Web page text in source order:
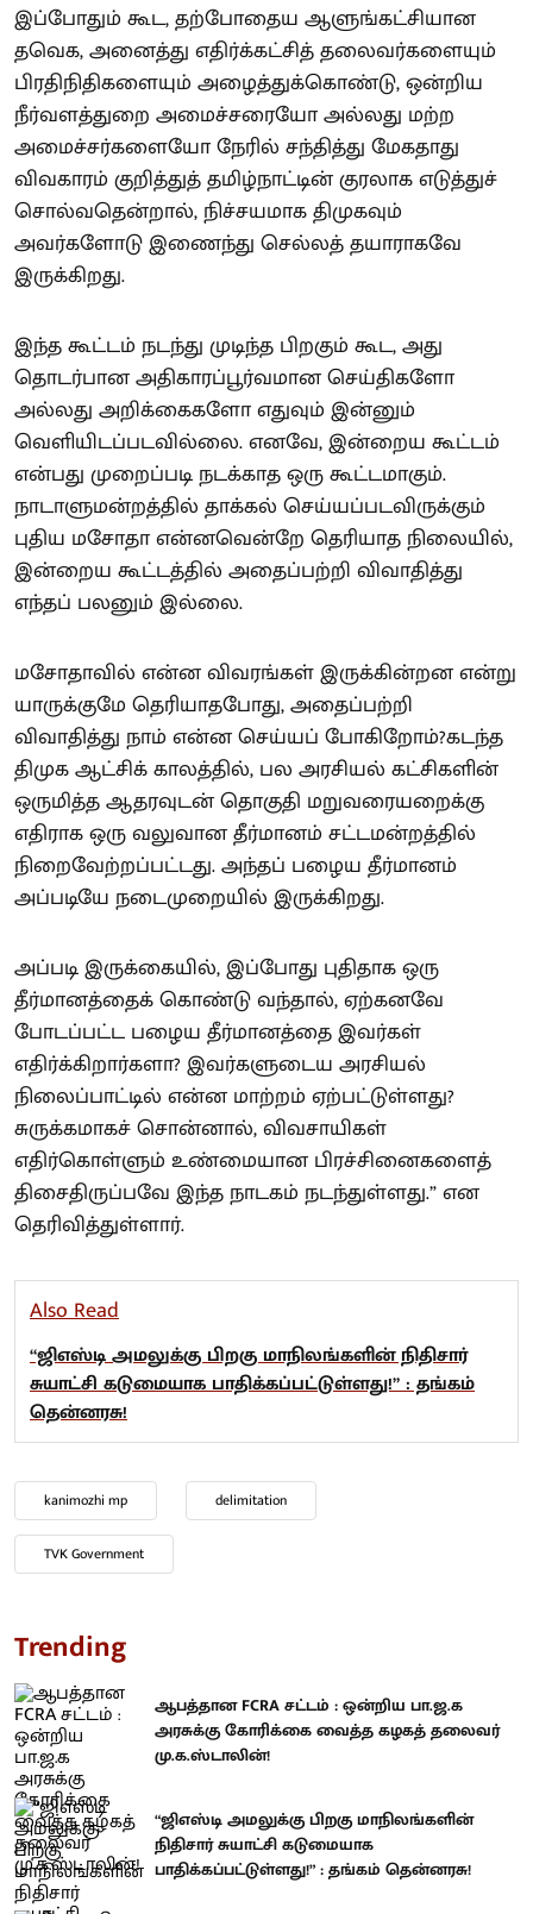
இப்போதும் கூட, தற்போதைய ஆளுங்கட்சியான
தவெக, அனைத்து எதிர்க்கட்சித் தலைவர்களையும்
பிரதிநிதிகளையும் அழைத்துக்கொண்டு, ஒன்றிய
நீர்வளத்துறை அமைச்சரையோ அல்லது மற்ற
அமைச்சர்களையோ நேரில் சந்தித்து மேகதாது
விவகாரம் குறித்துத் தமிழ்நாட்டின் குரலாக எடுத்துச்
சொல்வதென்றால், நிச்சயமாக திமுகவும்
அவர்களோடு இணைந்து செல்லத் தயாராகவே
இருக்கிறது.
இந்த கூட்டம் நடந்து முடிந்த பிறகும் கூட, அது
தொடர்பான அதிகாரப்பூர்வமான செய்திகளோ
அல்லது அறிக்கைகளோ எதுவும் இன்னும்
வெளியிடப்படவில்லை. எனவே, இன்றைய கூட்டம்
என்பது முறைப்படி நடக்காத ஒரு கூட்டமாகும்.
நாடாளுமன்றத்தில் தாக்கல் செய்யப்படவிருக்கும்
புதிய மசோதா என்னவென்றே தெரியாத நிலையில்,
இன்றைய கூட்டத்தில் அதைப்பற்றி விவாதித்து
எந்தப் பலனும் இல்லை.
மசோதாவில் என்ன விவரங்கள் இருக்கின்றன என்று
யாருக்குமே தெரியாதபோது, அதைப்பற்றி
விவாதித்து நாம் என்ன செய்யப் போகிறோம்?கடந்த
திமுக ஆட்சிக் காலத்தில், பல அரசியல் கட்சிகளின்
ஒருமித்த ஆதரவுடன் தொகுதி மறுவரையறைக்கு
எதிராக ஒரு வலுவான தீர்மானம் சட்டமன்றத்தில்
நிறைவேற்றப்பட்டது. அந்தப் பழைய தீர்மானம்
அப்படியே நடைமுறையில் இருக்கிறது.
அப்படி இருக்கையில், இப்போது புதிதாக ஒரு
தீர்மானத்தைக் கொண்டு வந்தால், ஏற்கனவே
போடப்பட்ட பழைய தீர்மானத்தை இவர்கள்
எதிர்க்கிறார்களா? இவர்களுடைய அரசியல்
நிலைப்பாட்டில் என்ன மாற்றம் ஏற்பட்டுள்ளது?
சுருக்கமாகச் சொன்னால், விவசாயிகள்
எதிர்கொள்ளும் உண்மையான பிரச்சினைகளைத்
திசைதிருப்பவே இந்த நாடகம் நடந்துள்ளது.” என
தெரிவித்துள்ளார்.
Also Read
“ஜிஎஸ்டி அமலுக்கு பிறகு மாநிலங்களின் நிதிசார்
சுயாட்சி கடுமையாக பாதிக்கப்பட்டுள்ளது!” : தங்கம்
தென்னரசு!
kanimozhi mp delimitation
TVK Government
Trending
ஆபத்தான FCRA சட்டம் : ஒன்றிய பா.ஜ.க
அரசுக்கு கோரிக்கை வைத்த கழகத் தலைவர்
மு.க.ஸ்டாலின்!
“ஜிஎஸ்டி அமலுக்கு பிறகு மாநிலங்களின்
நிதிசார் சுயாட்சி கடுமையாக
பாதிக்கப்பட்டுள்ளது!” : தங்கம் தென்னரசு!